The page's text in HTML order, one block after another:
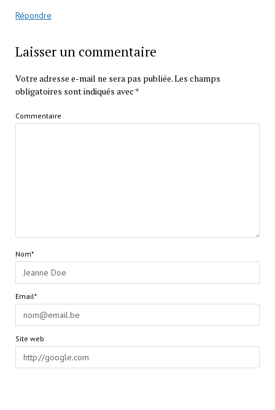
Répondre
Laisser un commentaire
Votre adresse e-mail ne sera pas publiée.Les champs
obligatoires sont indiqués avec *
Commentaire
Nom*
Email*
Site web